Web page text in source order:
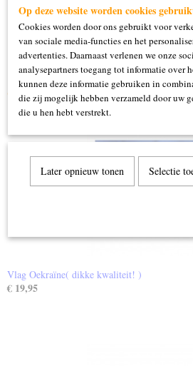
100% polyester
Ook interessant
Vlag Oekraïne( dikke kwaliteit! )
€ 19,95
Op deze website worden cookies
Cookies worden door ons gebruikt voor
van sociale media-functies en het
advertenties. Daarnaast verlenen we onze
analysepartners toegang tot informatie over
kunnen deze informatie gebruiken in
die zij mogelijk hebben verzameld door uw
die u hen hebt verstrekt.
Later opnieuw tonen Selectie